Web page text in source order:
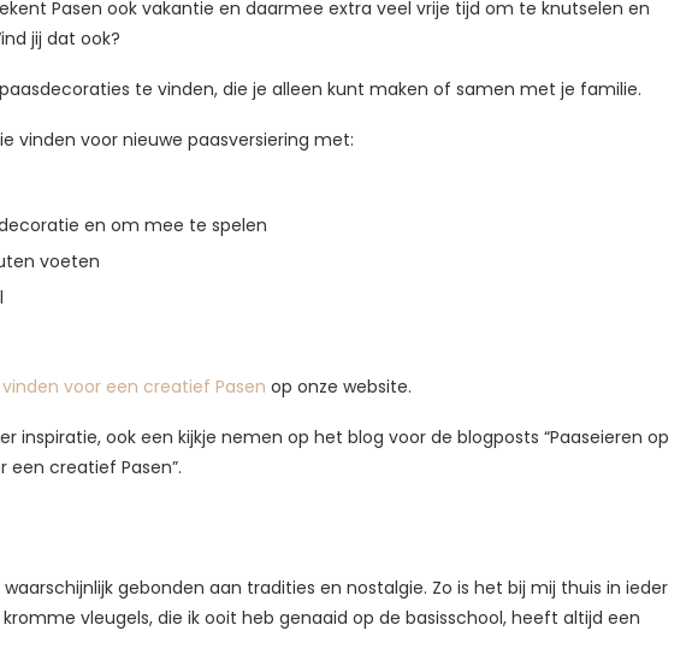
Pasen ook vakantie en daarmee extra veel vrije tijd om te knutselen en
jij dat ook?
te vinden, die je alleen kunt maken of samen met je familie.
vinden voor nieuwe paasversiering met:
en om mee te spelen
voeten
voor een creatief Pasen op onze website.
inspiratie, ook een kijkje nemen op het blog voor de blogposts “Paaseieren op
een creatief Pasen”.
gebonden aan tradities en nostalgie. Zo is het bij mij thuis in ieder
vleugels, die ik ooit heb genaaid op de basisschool, heeft altijd een